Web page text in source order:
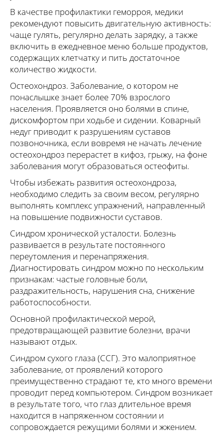
В качестве профилактики геморроя, медики
рекомендуют повысить двигательную активность:
чаще гулять, регулярно делать зарядку, а также
включить в ежедневное меню больше продуктов,
содержащих клетчатку и пить достаточное
количество жидкости.
Остеохондроз. Заболевание, о котором не
понаслышке знает более 70% взрослого
населения. Проявляется оно болями в спине,
дискомфортом при ходьбе и сидении. Коварный
недуг приводит к разрушениям суставов
позвоночника, если вовремя не начать лечение
остеохондроз перерастет в кифоз, грыжу, на фоне
заболевания могут образоваться остеофиты.
Чтобы избежать развития остеохондроза,
необходимо следить за своим весом, регулярно
выполнять комплекс упражнений, направленный
на повышение подвижности суставов.
Синдром хронической усталости. Болезнь
развивается в результате постоянного
переутомления и перенапряжения.
Диагностировать синдром можно по нескольким
признакам: частые головные боли,
раздражительность, нарушения сна, снижение
работоспособности.
Основной профилактической мерой,
предотвращающей развитие болезни, врачи
называют отдых.
Синдром сухого глаза (ССГ). Это малоприятное
заболевание, от проявлений которого
преимущественно страдают те, кто много времени
проводит перед компьютером. Синдром возникает
в результате того, что глаз длительное время
находится в напряженном состоянии и
сопровождается режущими болями и жжением.